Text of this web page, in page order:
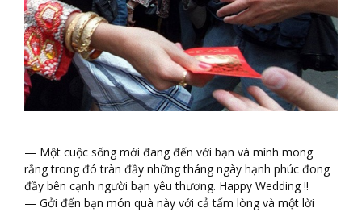
— Một cuộc sống mới đang đến với bạn và mình mong
rằng trong đó tràn đầy những tháng ngày hạnh phúc đong
đầy bên cạnh người bạn yêu thương. Happy Wedding !!
— Gởi đến bạn món quà này với cả tấm lòng và một lời